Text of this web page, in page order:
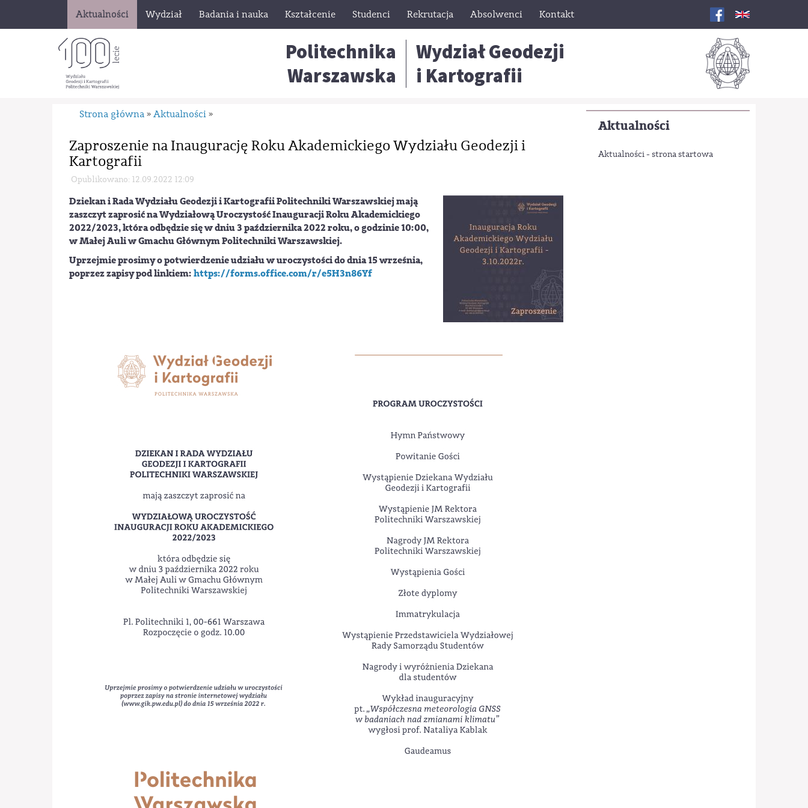
Aktualności Wydział Badania i nauka Kształcenie Studenci Rekrutacja Absolwenci Kontakt
Politechnika
Warszawska
Wydział Geodezji
i Kartografii
Aktualności
Aktualności - strona startowa
Strona główna » Aktualności »
Zaproszenie na Inaugurację Roku Akademickiego Wydziału Geodezji i
Kartografii
Opublikowano: 12.09.2022 12:09
Dziekan i Rada Wydziału Geodezji i Kartografii Politechniki Warszawskiej mają
zaszczyt zaprosić na Wydziałową Uroczystość Inauguracji Roku Akademickiego
2022/2023, która odbędzie się w dniu 3 października 2022 roku, o godzinie 10:00,
w Małej Auli w Gmachu Głównym Politechniki Warszawskiej.
Uprzejmie prosimy o potwierdzenie udziału w uroczystości do dnia 15 września,
poprzez zapisy pod linkiem:https://forms.office.com/r/e5H3n86Yf